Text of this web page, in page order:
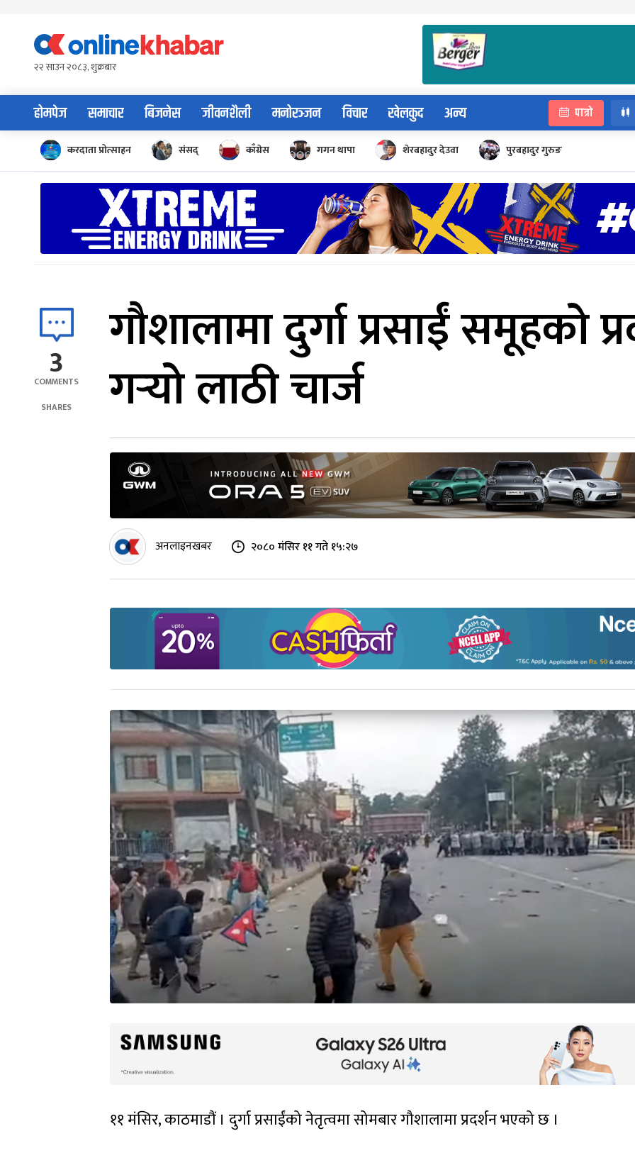
content२२ साउन २०८३, शुक्रबार
होमपेज समाचार बिजनेस जीवनशैली मनोरञ्जन विचार खेलकुद अन्य पात्रो
करदाता प्रोत्साहन संसद् काँग्रेस गगन थापा शेरबहादुर देउवा पुरबहादुर गुरुङ
3
COMMENTS
SHARES
गौशालामा दुर्गा प्रसाईं समूहको
गर्‍यो लाठी चार्ज
अनलाइनखबर २०८० मंसिर ११ गते १५:२७
११ मंसिर, काठमाडौं । दुर्गा प्रसाईंको नेतृत्वमा सोमबार गौशालामा प्रदर्शन भएको छ ।